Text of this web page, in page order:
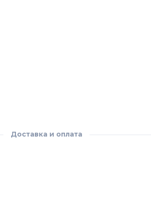
Доставка и оплата